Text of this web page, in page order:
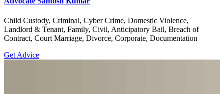
Child Custody, Criminal, Cyber Crime, Domestic Violence,
Landlord & Tenant, Family, Civil, Anticipatory Bail, Breach of
Contract, Court Marriage, Divorce, Corporate, Documentation
Get Advice